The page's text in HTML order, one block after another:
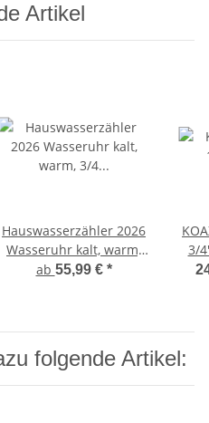
Artikel
Hauswasserzähler 2026
Wasseruhr kalt, warm,
3/4 Zoll, 1 Zoll x 190mm,
ab 55,99 € *
3/
folgende Artikel: